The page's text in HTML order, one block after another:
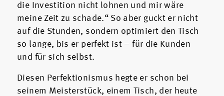
die Investition nicht lohnen und mir wäre
meine Zeit zu schade.“ So aber guckt er nicht
auf die Stunden, sondern optimiert den Tisch
so lange, bis er perfekt ist – für die Kunden
und für sich selbst.
Diesen Perfektionismus hegte er schon bei
seinem Meisterstück, einem Tisch, der heute